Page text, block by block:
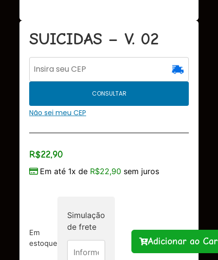
SUICIDAS – V. 02
CONSULTAR
Não sei meu CEP
R$22,90
Em até 1x de R$22,90 sem juros
Em
estoque
Simulação
de frete
Adicionar ao